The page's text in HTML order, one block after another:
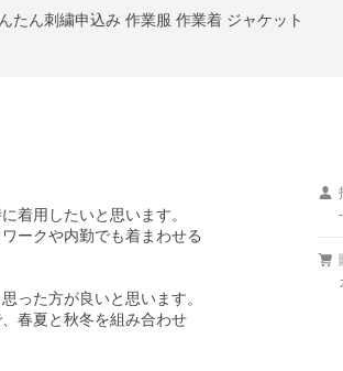
たん刺繍申込み 作業服 作業着 ジャケット
着用したいと思います。
ークや内勤でも着まわせる
った方が良いと思います。
春夏と秋冬を組み合わせ
-